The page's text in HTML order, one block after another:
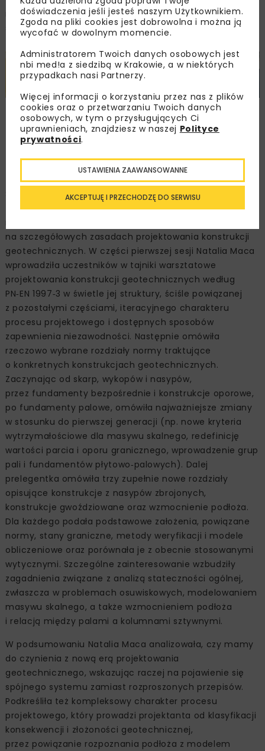
niesie za sobą wykorzystanie krzywej degradacji
sztywności w bieżącym projektowaniu.
Partner branżowy
Budimex
Partner branżowy
Dekpol
Partner branżowy
Dlubal
Sesja trzecia, na którą czekało wielu projektantów,
to prezentacje dotyczące trzeciej, a więc nowej części
na szczegółowych zasadach projektowania konstrukcji
geotechnicznych. W części pierwszej sesji Natalia Maca
wprowadziła uczestników w tajniki warsztatowe
projektowania konstrukcji geotechnicznych według
PN‑EN 1997‑3 w świetle jej struktury, ściśle powiązanej
z pozostałymi częściami, iteracyjnego charakteru
procesu projektowego i dostępnych sposobów
zapewnienia niezawodności. Następnie omówiła
rzeczowo wybrane rozdziały normy traktujące
o konkretnych konstrukcjach geotechnicznych.
Zaczynając od skarp, wykopów i nasypów,
przez fundamenty bezpośrednie i konstrukcje oporowe,
po fundamenty palowe, omówiła najważniejsze zmiany
w stosunku do pierwszej generacji (np. nowe kryteria
wytrzymałościowe dla masywu skalnego, redefinicję
wartości parcia i oporu granicznego, wprowadzenie grup
pali i fundamentów płytowo‑palowych). Dalej
prelegentka omówiła trzy zupełnie nowe rozdziały
opisujące konstrukcje z nasypów zbrojonych,
konstrukcje gwoździowane oraz wzmocnienie podłoża.
Dla każdego podała podstawowe założenia, powiązane
normy, stany graniczne, metody weryfikacji i modele
obliczeniowe oraz porównała je z obecnie stosowanymi
wytycznymi. Szczególne zainteresowanie wzbudziły
zagadnienia związane z analizą stateczności ogólnej,
zwłaszcza w problemach osuwiskowych, modelowaniem
masywu skalnego, a także wzmocnieniem podłoża
i relacją między palami a kolumnami sztywnymi.
W podsumowaniu Natalia Maca analizowała, czy mamy
do czynienia z nową erą projektowania
geotechnicznego, wskazując raczej na pojawienie się
spójnego systemu zamiast rozproszonych przepisów.
Podkreśliła też kompleksowy charakter procesu
projektowego, który prowadzi projektanta od klasyfikacji
konsekwencji i złożoności geotechnicznej,
przez powiązanie rozpoznania podłoża z modelem
doświadczenia jeśli jesteś naszym Użytkownikiem.
Zgoda na pliki cookies jest dobrowolna i można ją
wycofać w dowolnym momencie.
Administratorem Twoich danych osobowych jest
nbi med!a z siedzibą w Krakowie, a w niektórych
przypadkach nasi Partnerzy.
Więcej informacji o korzystaniu przez nas z plików
cookies oraz o przetwarzaniu Twoich danych
osobowych, w tym o przysługujących Ci
uprawnieniach, znajdziesz w naszej Polityce
prywatności.
AKCEPTUJĘ I PRZECHODZĘ DO SERWISU
USTAWIENIA ZAAWANSOWANNE